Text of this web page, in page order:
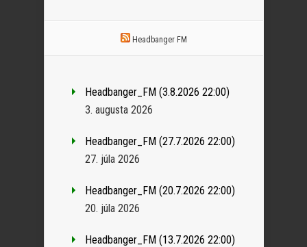
Headbanger FM
Headbanger_FM (3.8.2026 22:00)
3. augusta 2026
Headbanger_FM (27.7.2026 22:00)
27. júla 2026
Headbanger_FM (20.7.2026 22:00)
20. júla 2026
Headbanger_FM (13.7.2026 22:00)